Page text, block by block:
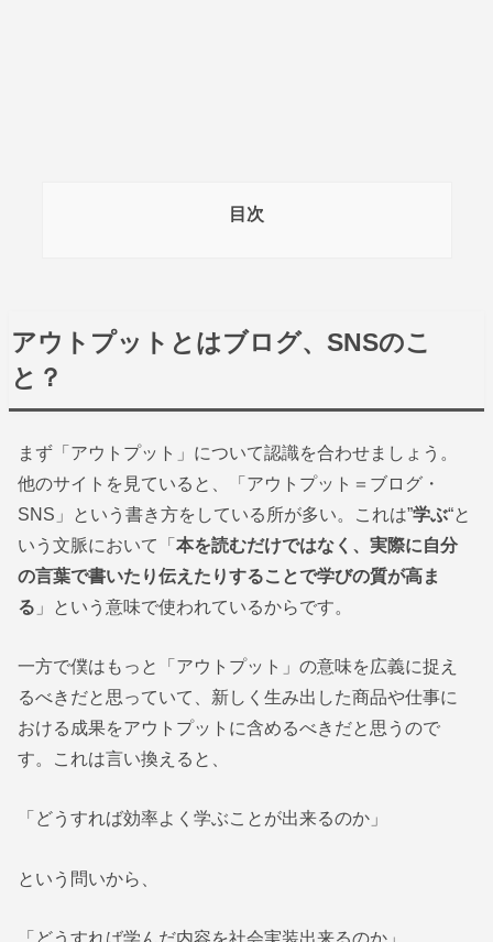
目次
アウトプットとはブログ、SNSのこ
と？
まず「アウトプット」について認識を合わせましょう。
他のサイトを見ていると、「アウトプット＝ブログ・
SNS」という書き方をしている所が多い。これは”学ぶ“と
いう文脈において「本を読むだけではなく、実際に自分
の言葉で書いたり伝えたりすることで学びの質が高ま
る 」という意味で使われているからです。
一方で僕はもっと「アウトプット」の意味を広義に捉え
るべきだと思っていて、新しく生み出した商品や仕事に
おける成果をアウトプットに含めるべきだと思うので
す。これは言い換えると、
「どうすれば効率よく学ぶことが出来るのか」
という問いから、
「どうすれば学んだ内容を社会実装出来るのか」